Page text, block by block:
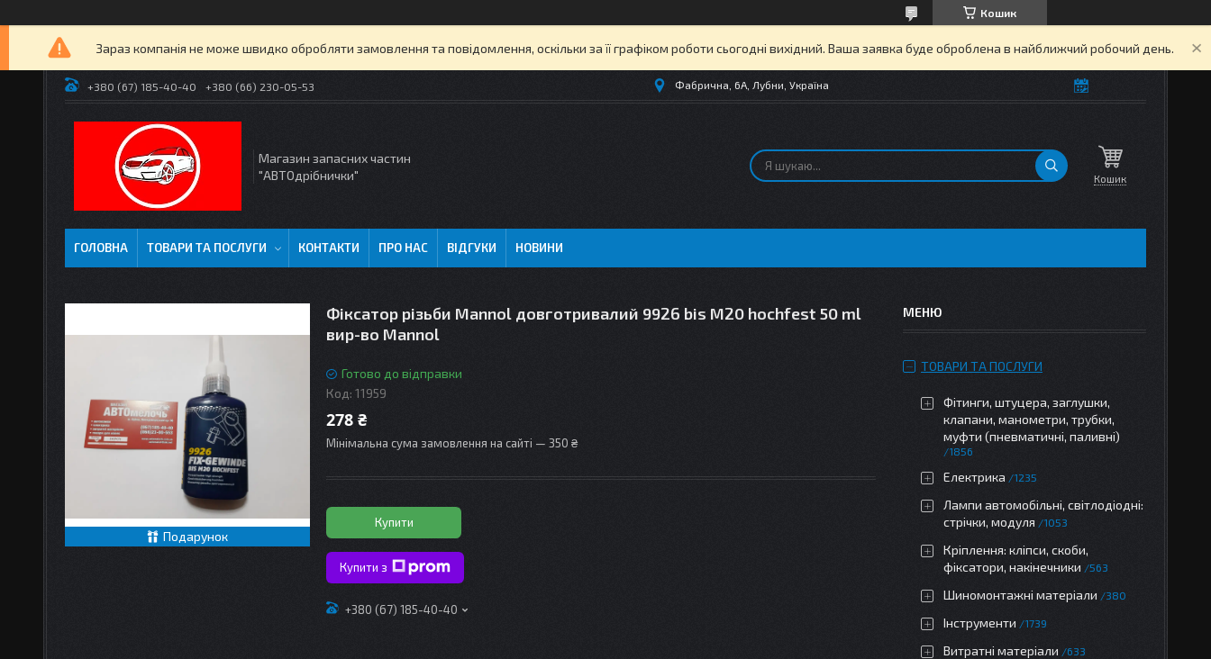
Кошик
Зараз компанія не може швидко обробляти замовлення та повідомлення, оскільки за її графіком роботи сьогодні вихідний. Ваша заявка буде оброблена в найближчий робочий день.
+380 (67) 185-40-40 +380 (66) 230-05-53 Фабрична, 6А, Лубни, Україна
Магазин запасних частин
"АВТОдрібнички"
Кошик
ГОЛОВНА ТОВАРИ ТА ПОСЛУГИ КОНТАКТИ ПРО НАС ВІДГУКИ НОВИНИ
Подарунок
Фіксатор різьби Mannol довготривалий 9926 bis M20 hochfest 50 ml
вир-во Mannol
Готово до відправки
Код: 11959
278 ₴
Мінімальна сума замовлення на сайті — 350 ₴
Купити
Купити з
+380 (67) 185-40-40
ТОВАРИ ТА ПОСЛУГИ
Фітинги, штуцера, заглушки,
клапани, манометри, трубки,
муфти (пневматичні, паливні)
1856
Електрика 1235
Лампи автомобільні, світлодіодні:
стрічки, модуля
1053
Кріплення: кліпси, скоби,
фіксатори, накінечники
563
Шиномонтажні матеріали 380
Інструменти 1739
Витратні матеріали 633